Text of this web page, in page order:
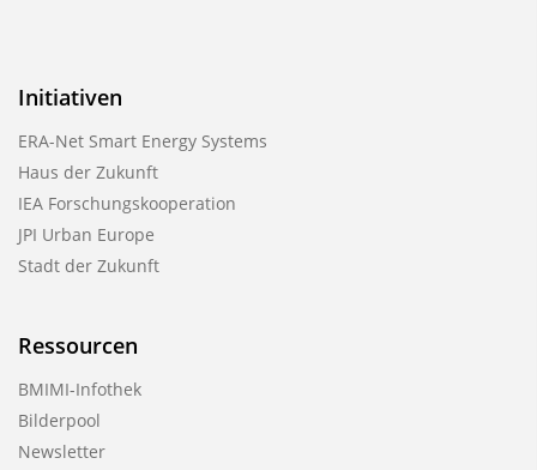
Initiativen
ERA-Net Smart Energy Systems
Haus der Zukunft
IEA Forschungskooperation
JPI Urban Europe
Stadt der Zukunft
Ressourcen
BMIMI-Infothek
Bilderpool
Newsletter